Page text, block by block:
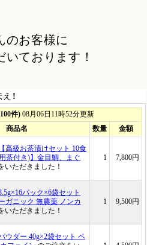
のお客様に
いております！
！